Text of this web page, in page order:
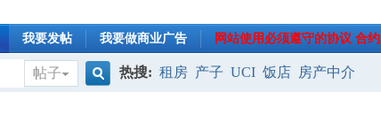
我要发帖 我要做商业广告 网站使用必须遵守的协议 合约
帖子
热搜: 租房 产子 UCI 饭店 房产中介